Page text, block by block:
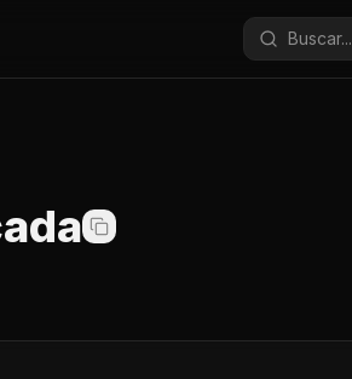
Buscar...